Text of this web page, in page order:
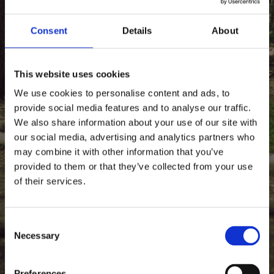
Consent Details About
This website uses cookies
We use cookies to personalise content and ads, to
provide social media features and to analyse our traffic.
We also share information about your use of our site with
our social media, advertising and analytics partners who
may combine it with other information that you’ve
provided to them or that they’ve collected from your use
of their services.
Selection
Necessary
Risolvere le
Intolleranze